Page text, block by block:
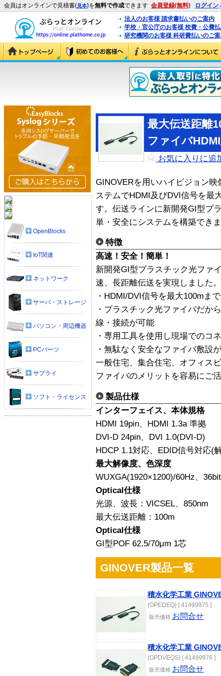
会員はオンラインで見積書(見本)を無料で作成できます 会員登録(無料) ログイン
法人のお客様 請求書払いのご案内
学校・官公庁のお客様 校費・公費
研究機関のお客様 科研費払いのご
最大伝送距離
ファイバ
お気に入りに追
GINOVERを用いハイビジョン
ステムでHDMI及びDVI信号を最
す。伝送ラインに新開発GI型プ
単・安全にシステムを構築でき
特徴
高速！安全！簡単！
新開発GI型プラスチック光ファ
速、長距離伝送を実現しました。
・HDMI/DVI信号を最大100mま
・プラスチック光ファイバだか
線・接続が可能
・専用工具を使用し現場でのコ
・無駄なく安全なファイバ敷設
一般住宅、集合住宅、オフィス
ファイバのメリットを容易にご
製品仕様
インターフェイス、本体規格
HDMI 19pin、HDMI 1.3a 準拠
DVI-D 24pin、DVI 1.0(DVI-D)
HDCP 1.1対応、EDID信号対応(
最大解像度、色深度
WUXGA(1920×1200)/60Hz、
Optical仕様
光源、波長：VICSEL、850nm
最大伝送距離：100m
Optical仕様
GI型POF 62.5/70μm 1芯
GINOVER製品一覧
積水化学工業
(OPEDEQ) [ 41499975 ]
販売価格 お問合せ
積水化学工業
(OPDVEQS) [ 41499976 ]
販売価格 お問合せ
OpenBlocks
IoT関連
ネットワーク
サーバ・ストレージ
パソコン・周辺機器
PCパーツ
サプライ
ソフト・ライセンス